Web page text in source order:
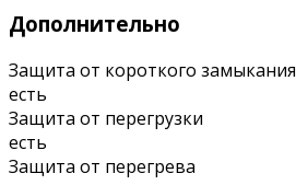
Дополнительно
Защита от короткого замыкания
есть
Защита от перегрузки
есть
Защита от перегрева